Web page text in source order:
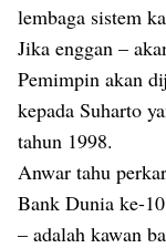
lembaga sistem
Jika enggan –
Pemimpin akan
kepada Suharto
tahun 1998.
Anwar tahu
Bank Dunia ke-
– adalah kawan